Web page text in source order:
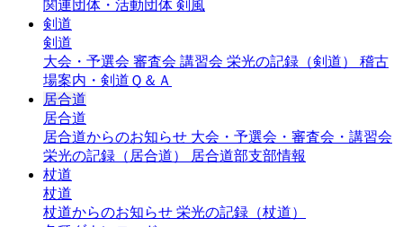
関連団体・活動団体 剣風
剣道
剣道
大会・予選会 審査会 講習会 栄光の記録（剣道） 稽古
場案内・剣道Ｑ＆Ａ
居合道
居合道
居合道からのお知らせ 大会・予選会・審査会・講習会
栄光の記録（居合道）
居合道部支部情報
杖道
杖道
杖道からのお知らせ 栄光の記録（杖道）